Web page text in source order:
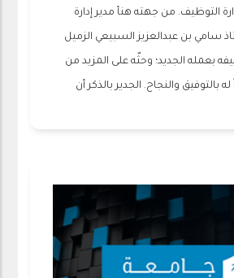
التوظيف. من جهته هنأ مدير إدارة
سامي بن عبدالعزيز السبيعي الزميل
بعمله الجديد؛ وحثّه على المزيد من
بالتوفيق والنجاح. الجدير بالذكر أن